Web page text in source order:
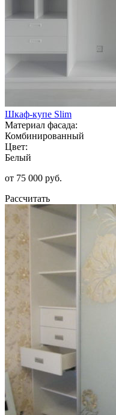
Шкаф-купе Slim
Материал фасада:
Комбинированный
Цвет:
Белый
от 75 000 руб.
Рассчитать